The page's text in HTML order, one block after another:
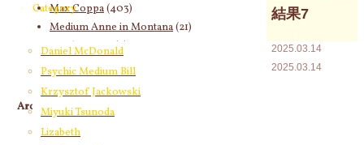
Category
Daniel McDonald
Psychic Medium Bill
Krzysztof Jackowski
Miyuki Tsunoda
Lizabeth
結果7
2025.03.14
2025.03.14
Max Coppa(403)
Medium Anne in Montana(21)
Cynthia Rose(4)
Archives
2026年8月